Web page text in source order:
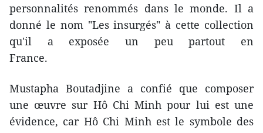
personnalités renommés dans le monde. Il a
donné le nom "Les insurgés" à cette collection
qu'il a exposée un peu partout en
France.
Mustapha Boutadjine a confié que composer
une œuvre sur Hô Chi Minh pour lui est une
évidence, car Hô Chi Minh est le symbole des